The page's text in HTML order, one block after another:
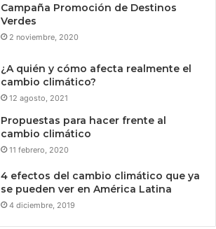
Campaña Promoción de Destinos
Verdes
2 noviembre, 2020
¿A quién y cómo afecta realmente el
cambio climático?
12 agosto, 2021
Propuestas para hacer frente al
cambio climático
11 febrero, 2020
4 efectos del cambio climático que ya
se pueden ver en América Latina
4 diciembre, 2019